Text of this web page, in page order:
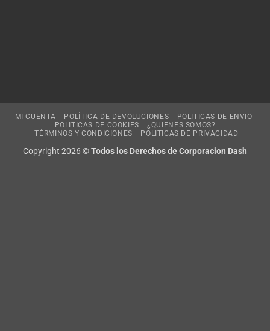
MI CUENTA POLÍTICA DE DEVOLUCIONES
POLITICAS DE ENVIO
POLITICAS DE COOKIES
¿QUIENES SOMOS?
TÉRMINOS Y CONDICIONES
POLITICAS DE PRIVACIDAD
Copyright 2026 ©Todos los Derechos de Corporacion Dash